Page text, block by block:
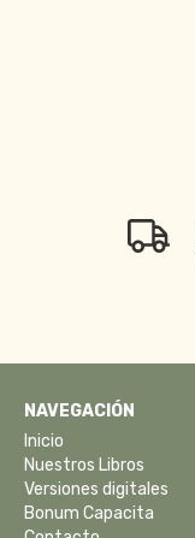
NAVEGACIÓN
Inicio
Nuestros Libros
Versiones digitales
Bonum Capacita